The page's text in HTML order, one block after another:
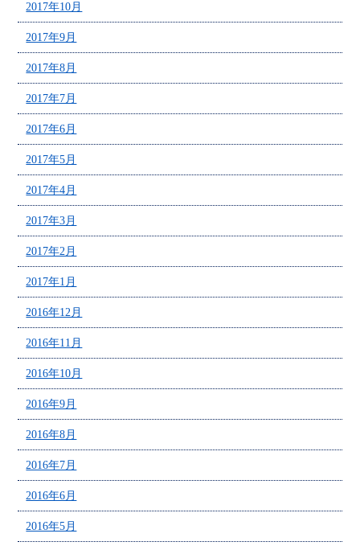
2017年10月
2017年9月
2017年8月
2017年7月
2017年6月
2017年5月
2017年4月
2017年3月
2017年2月
2017年1月
2016年12月
2016年11月
2016年10月
2016年9月
2016年8月
2016年7月
2016年6月
2016年5月